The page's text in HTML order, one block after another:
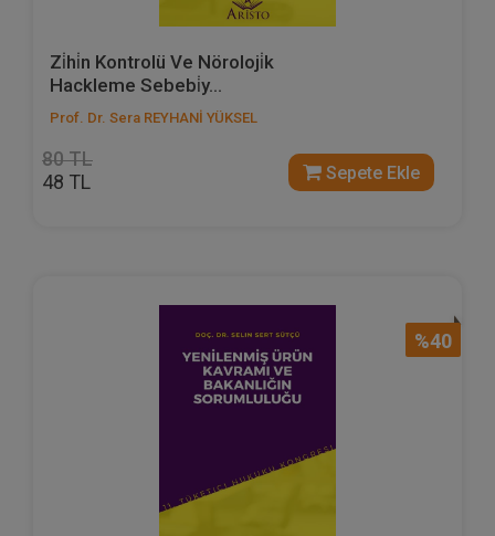
Zi̇hi̇n Kontrolü Ve Nöroloji̇k
Hackleme Sebebi̇y...
Prof. Dr. Sera REYHANİ YÜKSEL
80 TL
48 TL Sepete Ekle
%40